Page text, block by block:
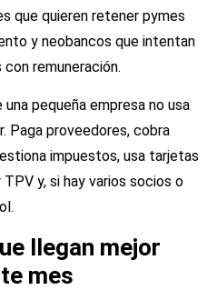
que quieren retener pymes
y neobancos que intentan
remuneración.
pequeña empresa no usa
Paga proveedores, cobra
impuestos, usa tarjetas
y, si hay varios socios o
llegan mejor
mes